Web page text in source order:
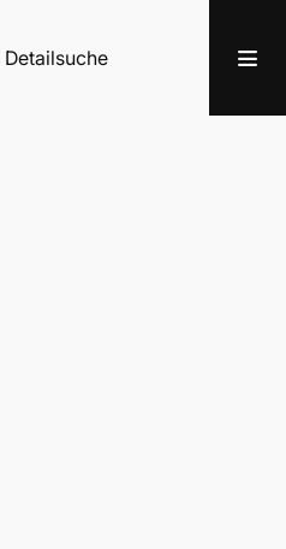
Detailsuche